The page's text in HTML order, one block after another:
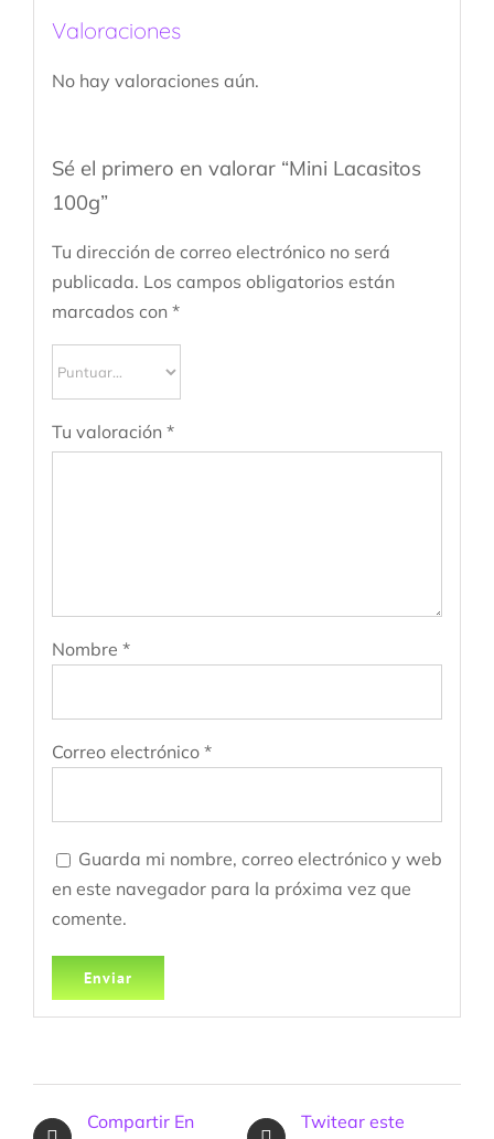
Valoraciones
No hay valoraciones aún.
Sé el primero en valorar “Mini Lacasitos
100g”
Tu dirección de correo electrónico no será
publicada. Los campos obligatorios están
marcados con *
Tu valoración *
Nombre *
Correo electrónico *
Guarda mi nombre, correo electrónico y web
en este navegador para la próxima vez que
comente.
Compartir En
Twitear este